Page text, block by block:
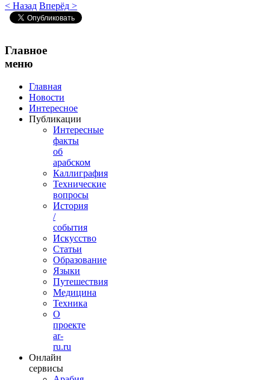
< Назад Вперёд >
Главное
меню
Главная
Новости
Интересное
Публикации
Интересные
факты
об
арабском
Каллиграфия
Технические
вопросы
История
/
события
Искусство
Статьи
Образование
Языки
Путешествия
Медицина
Техника
О
проекте
ar-
ru.ru
Онлайн
сервисы